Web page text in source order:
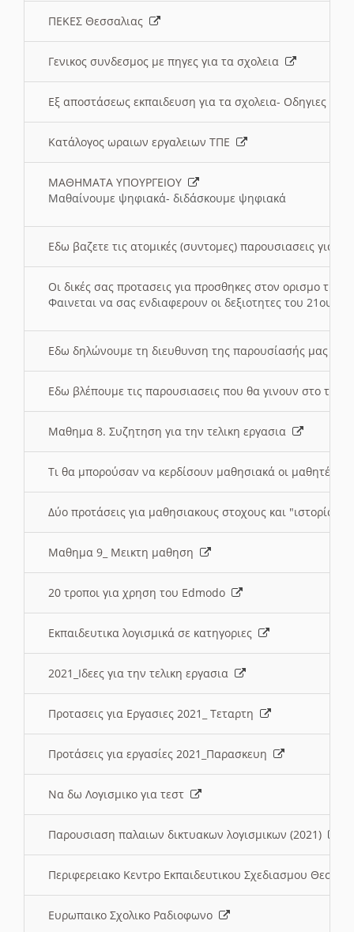
ΠΕΚΕΣ Θεσσαλιας
Γενικος συνδεσμος με πηγες για τα σχολεια
Εξ αποστάσεως εκπαιδευση για τα σχολεια- Οδηγιες
Κατάλογος ωραιων εργαλειων ΤΠΕ
ΜΑΘΗΜΑΤΑ ΥΠΟΥΡΓΕΙΟΥ
Μαθαίνουμε ψηφιακά- διδάσκουμε ψηφιακά
Εδω βαζετε τις ατομικές (συντομες) παρουσιασεις για
Οι δικές σας προτασεις για προσθηκες στον ορισμο
Φαινεται να σας ενδιαφερουν οι δεξιοτητες του 21ου
Εδω δηλώνουμε τη διευθυνση της παρουσίασής μας
Εδω βλέπουμε τις παρουσιασεις που θα γινουν στο
Μαθημα 8. Συζητηση για την τελικη εργασια
Τι θα μπορούσαν να κερδίσουν μαθησιακά οι μαθητές/
Δύο προτάσεις για μαθησιακους στοχους και "ιστορία"
Μαθημα 9_ Μεικτη μαθηση
20 τροποι για χρηση του Edmodo
Εκπαιδευτικα λογισμικά σε κατηγοριες
2021_Ιδεες για την τελικη εργασια
Προτασεις για Εργασιες 2021_ Τεταρτη
Προτάσεις για εργασίες 2021_Παρασκευη
Να δω Λογισμικο για τεστ
Παρουσιαση παλαιων δικτυακων λογισμικων (2021)
Περιφερειακο Κεντρο Εκπαιδευτικου Σχεδιασμου
Ευρωπαικο Σχολικο Ραδιοφωνο